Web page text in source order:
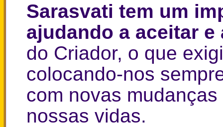
Sarasvati tem um
ajudando a aceitar
do Criador, o que
colocando-nos
com novas
nossas vidas.